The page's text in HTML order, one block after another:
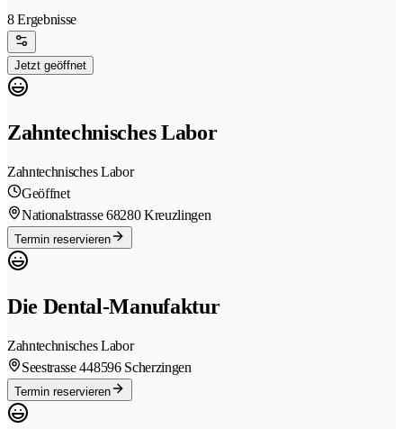
8 Ergebnisse
Jetzt geöffnet
Zahntechnisches Labor
Zahntechnisches Labor
Geöffnet
Nationalstrasse 68280 Kreuzlingen
Termin reservieren
Die Dental-Manufaktur
Zahntechnisches Labor
Seestrasse 448596 Scherzingen
Termin reservieren